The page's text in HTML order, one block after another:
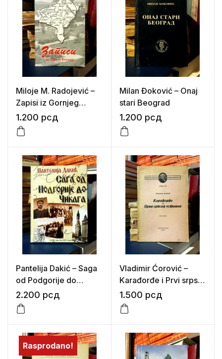
Miloje M. Radojević –
Zapisi iz Gornjeg
Kosmaja II
1.200 рсд
Milan Đoković – Onaj
stari Beograd
1.200 рсд
Pantelija Dakić – Saga
od Podgorije do
Čikaga
2.200 рсд
Vladimir Ćorović –
Karađorđe i Prvi srpski
ustanak
1.500 рсд
Rasprodano!